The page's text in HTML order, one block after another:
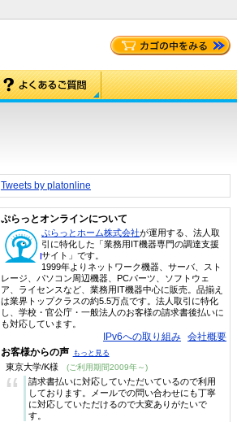
Tweets by platonline
ぷらっとオンラインについて
ぷらっとホーム株式会社が運用する、法人取
引に特化した「業務用IT機器専門の調達支援
サイト」です。
1999年よりネットワーク機器、サーバ、スト
レージ、パソコン周辺機器、PCパーツ、ソフトウェ
ア、ライセンスなど、業務用IT機器中心に販売。品揃え
は業界トップクラスの約5.5万点です。法人取引に特化
し、学校・官公庁・一般法人のお客様の請求書後払いに
も対応しています。
IPv6への取り組み 会社概要
お客様からの声 もっと見る
東京大学/K様 (ご利用期間2009年～)
“
請求書払いに対応していただいているので利用
しております。メールでの問い合わせにも丁寧
に対応していただけるので大変ありがたいで
す。